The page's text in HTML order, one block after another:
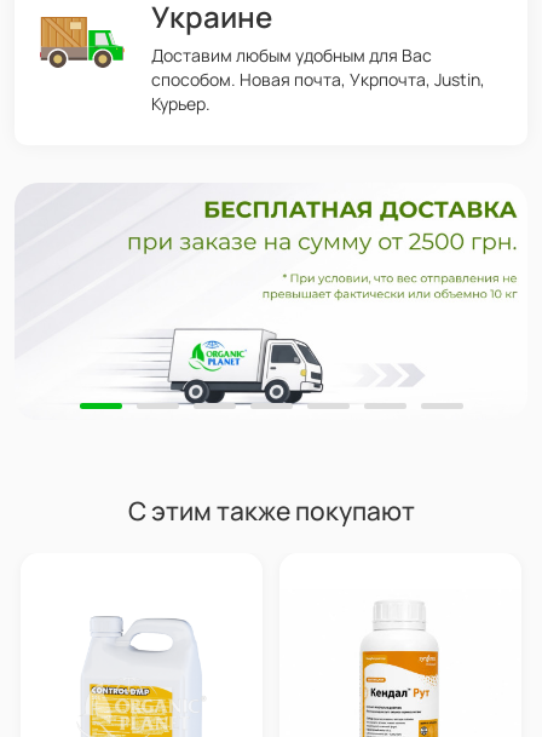
Украине
Доставим любым удобным для Вас
способом. Новая почта, Укрпочта, Justin,
Курьер.
С этим также покупают